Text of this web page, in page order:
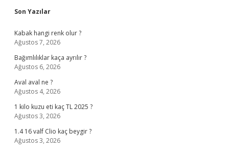
Sidebar
Son Yazılar
Kabak hangi renk olur ?
Ağustos 7, 2026
Bağımlılıklar kaça ayrılır ?
Ağustos 6, 2026
Aval aval ne ?
Ağustos 4, 2026
1 kilo kuzu eti kaç TL 2025 ?
Ağustos 3, 2026
1.4 16 valf Clio kaç beygir ?
Ağustos 3, 2026